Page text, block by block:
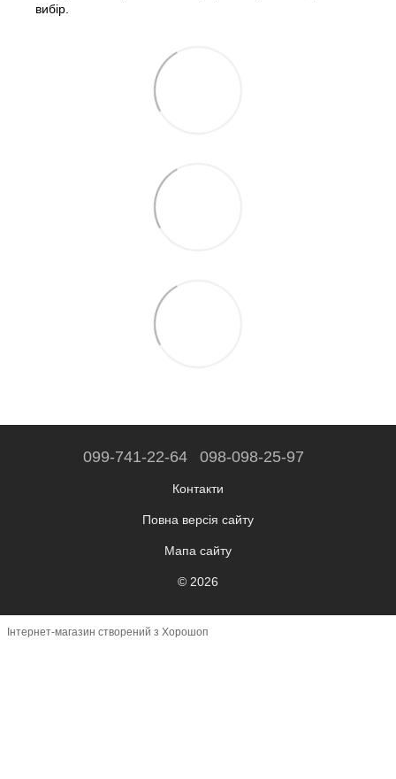
вибір.
099-741-22-64 098-098-25-97
Контакти
Повна версія сайту
Мапа сайту
© 2026
Інтернет-магазин створений з Хорошоп